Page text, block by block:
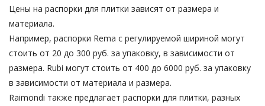
Цены на распорки для плитки зависят от размера и
материала.
Например, распорки Rema с регулируемой шириной могут
стоить от 20 до 300 руб. за упаковку, в зависимости от
размера. Rubi могут стоить от 400 до 6000 руб. за упаковку
в зависимости от материала и размера.
Raimondi также предлагает распорки для плитки, разных